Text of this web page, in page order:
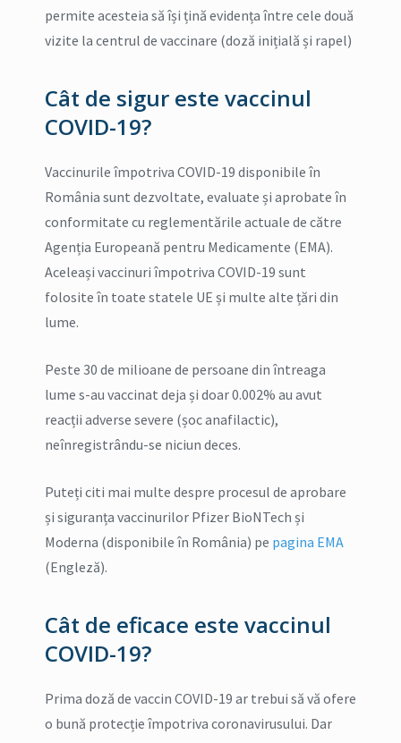
permite acesteia să își țină evidența între cele două
vizite la centrul de vaccinare (doză inițială și rapel)
Cât de sigur este vaccinul
COVID-19?
Vaccinurile împotriva COVID-19 disponibile în
România sunt dezvoltate, evaluate și aprobate în
conformitate cu reglementările actuale de către
Agenția Europeană pentru Medicamente (EMA).
Aceleași vaccinuri împotriva COVID-19 sunt
folosite în toate statele UE și multe alte țări din
lume.
Peste 30 de milioane de persoane din întreaga
lume s-au vaccinat deja și doar 0.002% au avut
reacții adverse severe (șoc anafilactic),
neînregistrându-se niciun deces.
Puteți citi mai multe despre procesul de aprobare
și siguranța vaccinurilor Pfizer BioNTech și
Moderna (disponibile în România) pe pagina EMA
(Engleză).
Cât de eficace este vaccinul
COVID-19?
Prima doză de vaccin COVID-19 ar trebui să vă ofere
o bună protecție împotriva coronavirusului. Dar